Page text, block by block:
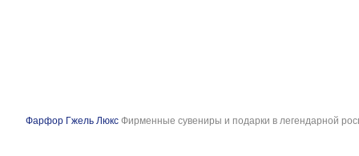
Фарфор Гжель Люкс Фирменные сувениры и подарки в легендарной